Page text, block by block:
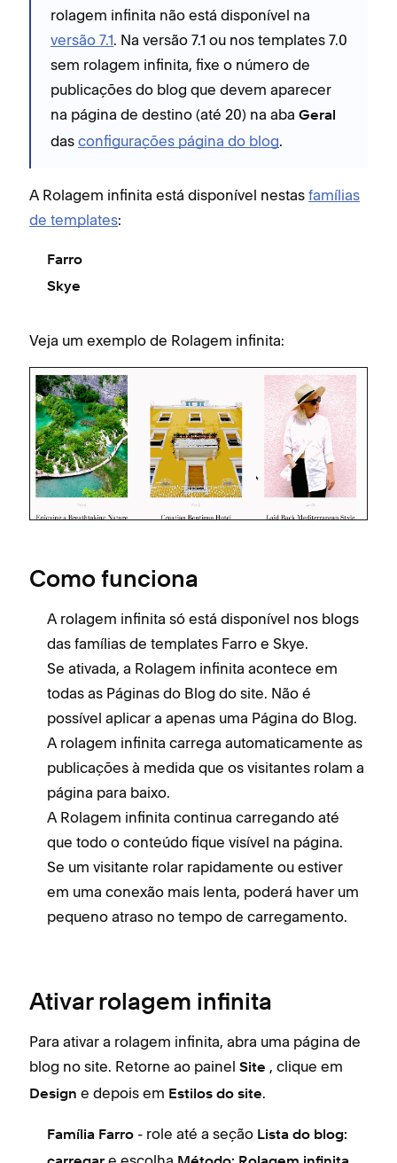
rolagem infinita não está disponível na
versão 7.1. Na versão 7.1 ou nos templates 7.0
sem rolagem infinita, fixe o número de
publicações do blog que devem aparecer
na página de destino (até 20) na aba Geral
das configurações página do blog.
A Rolagem infinita está disponível nestas famílias
de templates:
Farro
Skye
Veja um exemplo de Rolagem infinita:
Como funciona
A rolagem infinita só está disponível nos blogs
das famílias de templates Farro e Skye.
Se ativada, a Rolagem infinita acontece em
todas as Páginas do Blog do site. Não é
possível aplicar a apenas uma Página do Blog.
A rolagem infinita carrega automaticamente as
publicações à medida que os visitantes rolam a
página para baixo.
A Rolagem infinita continua carregando até
que todo o conteúdo fique visível na página.
Se um visitante rolar rapidamente ou estiver
em uma conexão mais lenta, poderá haver um
pequeno atraso no tempo de carregamento.
Ativar rolagem infinita
Para ativar a rolagem infinita, abra uma página de
blog no site. Retorne ao painel Site , clique em
Design e depois em Estilos do site.
Família Farro - role até a seção Lista do blog: